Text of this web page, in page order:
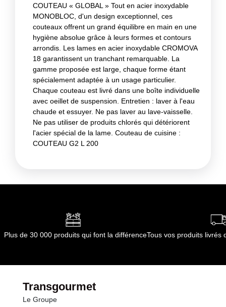
COUTEAU « GLOBAL » Tout en acier inoxydable
MONOBLOC, d'un design exceptionnel, ces
couteaux offrent un grand équilibre en main en une
hygiène absolue grâce à leurs formes et contours
arrondis. Les lames en acier inoxydable CROMOVA
18 garantissent un tranchant remarquable. La
gamme proposée est large, chaque forme étant
spécialement adaptée à un usage particulier.
Chaque couteau est livré dans une boîte individuelle
avec oeillet de suspension. Entretien : laver à l'eau
chaude et essuyer. Ne pas laver au lave-vaisselle.
Ne pas utiliser de produits chlorés qui détériorent
l'acier spécial de la lame. Couteau de cuisine :
COUTEAU G2 L 200
Plus de 30 000 produits qui font la différenceTous vos produits livrés
Transgourmet
Le Groupe